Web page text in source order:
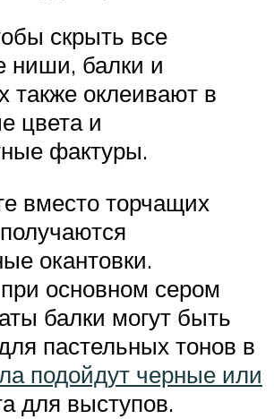
скрыть все
ниши, балки и
также оклеивают в
цвета и
фактуры.
вместо торчащих
окантовки.
основном сером
балки могут быть
пастельных тонов в
подойдут черные или
для выступов.